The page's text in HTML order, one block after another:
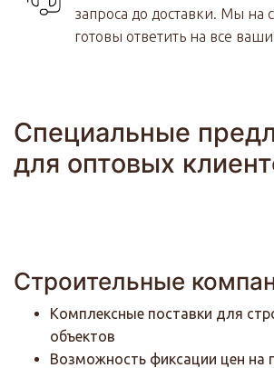
запроса до доставки. Мы на
готовы ответить на все
Специальные
для оптовых
Строительные
Комплексные поставки для
объектов
Возможность фиксации цен на